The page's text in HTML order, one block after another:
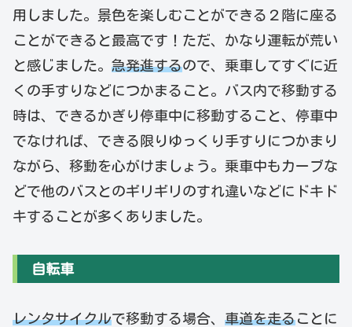
用しました。景色を楽しむことができる２階に座る
ことができると最高です！ただ、かなり運転が荒い
と感じました。 急発進するので、乗車してすぐに近
くの手すりなどにつかまること。バス内で移動する
時は、できるかぎり停車中に移動すること、停車中
でなければ、できる限りゆっくり手すりにつかまり
ながら、移動を心がけましょう。乗車中もカーブな
どで他のバスとのギリギリのすれ違いなどにドキド
キすることが多くありました。
自転車
レンタサイクルで移動する場合、 車道を走ることに